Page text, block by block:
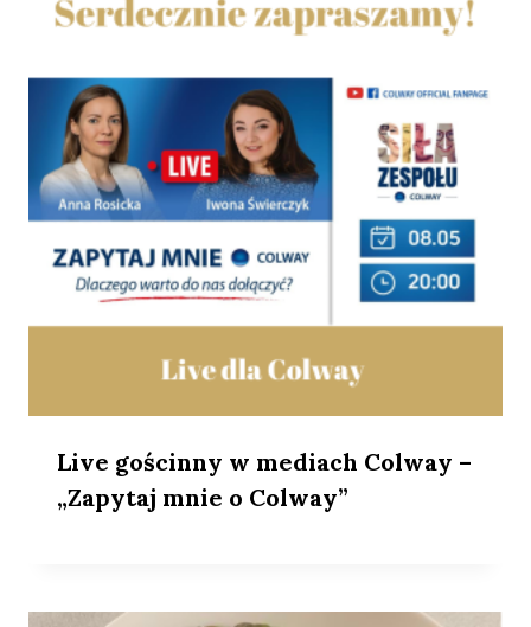
Live gościnny w mediach Colway –
„Zapytaj mnie o Colway”